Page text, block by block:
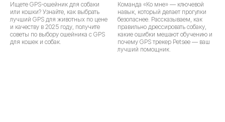
Ищете GPS-ошейник для собаки
или кошки? Узнайте, как выбрать
лучший GPS для животных по цене
и качеству в 2025 году, получите
советы по выбору ошейника с GPS
для кошек и собак.
Команда «Ко мне» — ключевой
навык, который делает прогулки
безопаснее. Рассказываем, как
правильно дрессировать собаку,
какие ошибки мешают обучению и
почему GPS трекер Petsee — ваш
лучший помощник.